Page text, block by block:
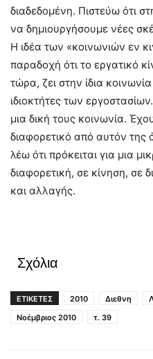
διαδεδομένη. Πιστεύω ότι
να δημιουργήσουμε νέες
Η ιδέα των «κοινωνιών εν
παραδοχή ότι το εργατικό
τώρα, ζει στην ίδια
ιδιοκτήτες των
μια δική τους κοινωνία.
διαφορετικό από αυτόν της
λέω ότι πρόκειται για μια
διαφορετική, σε κίνηση, σε
και αλλαγής.
Σχόλια
ΕΤΙΚΕΤΕΣ 2010 Διεθνη
Νοέμβριος 2010
τ. 39